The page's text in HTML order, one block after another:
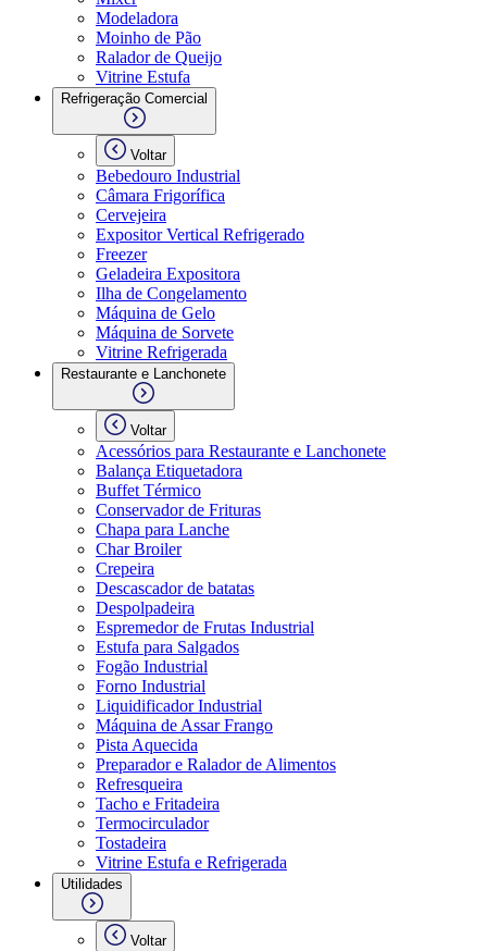
Modeladora
Moinho de Pão
Ralador de Queijo
Vitrine Estufa
Refrigeração Comercial
Voltar
Bebedouro Industrial
Câmara Frigorífica
Cervejeira
Expositor Vertical Refrigerado
Freezer
Geladeira Expositora
Ilha de Congelamento
Máquina de Gelo
Máquina de Sorvete
Vitrine Refrigerada
Restaurante e Lanchonete
Voltar
Acessórios para Restaurante e Lanchonete
Balança Etiquetadora
Buffet Térmico
Conservador de Frituras
Chapa para Lanche
Char Broiler
Crepeira
Descascador de batatas
Despolpadeira
Espremedor de Frutas Industrial
Estufa para Salgados
Fogão Industrial
Forno Industrial
Liquidificador Industrial
Máquina de Assar Frango
Pista Aquecida
Preparador e Ralador de Alimentos
Refresqueira
Tacho e Fritadeira
Termocirculador
Tostadeira
Vitrine Estufa e Refrigerada
Utilidades
Voltar